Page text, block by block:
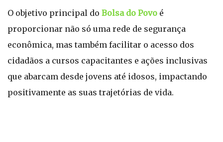
O objetivo principal do Bolsa do Povo é
proporcionar não só uma rede de segurança
econômica, mas também facilitar o acesso dos
cidadãos a cursos capacitantes e ações inclusivas
que abarcam desde jovens até idosos, impactando
positivamente as suas trajetórias de vida.